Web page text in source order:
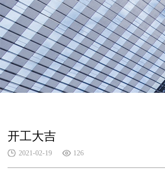
开工大吉
2021-02-19 126